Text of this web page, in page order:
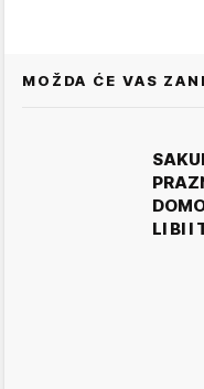
MOŽDA ĆE VAS
LI BI I